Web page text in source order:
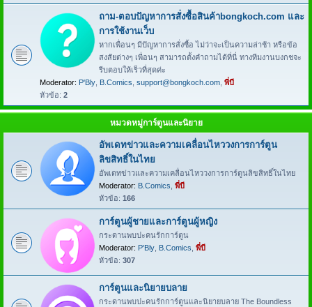
ถาม-ตอบปัญหาการสั่งซื้อสินค้าbongkoch.com และ
การใช้งานเว็บ
หากเพื่อนๆ มีปัญหาการสั่งซื้อ ไม่ว่าจะเป็นความล่าช้า หรือข้อ
สงสัยต่างๆ เพื่อนๆ สามารถตั้งคำถามได้ที่นี่ ทางทีมงานบงกชจะ
รีบตอบให้เร็วที่สุดค่ะ
Moderator: P'Bly B.Comics support@bongkoch.com พี่บี
หัวข้อ: 2
หมวดหมู่การ์ตูนและนิยาย
อัพเดทข่าวและความเคลื่อนไหววงการการ์ตูน
ลิขสิทธิ์ในไทย
อัพเดทข่าวและความเคลื่อนไหววงการการ์ตูนลิขสิทธิ์ในไทย
Moderator: B.Comics พี่บี
หัวข้อ: 166
การ์ตูนผู้ชายและการ์ตูนผู้หญิง
กระดานพบปะคนรักการ์ตูน
Moderator: P'Bly B.Comics พี่บี
หัวข้อ: 307
การ์ตูนและนิยายบลาย
กระดานพบปะคนรักการ์ตูนและนิยายบลาย The Boundless